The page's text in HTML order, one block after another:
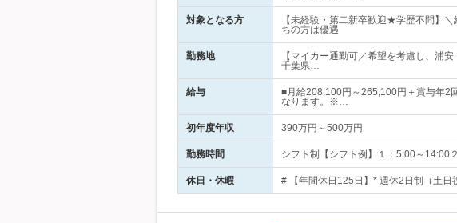
対象となる方
【未経験・第二新卒歓迎★学歴不問】
ちの方は優遇
勤務地
【マイカー通勤可／希望を考慮し、浦
千葉県…
給与
■月給208,100円～265,100円＋賞与年2
なります。※…
初年度年収 390万円～500万円
勤務時間 シフト制【シフト例】１：5:00～
休日・休暇 # 【年間休日125日】* 週休2日制（土